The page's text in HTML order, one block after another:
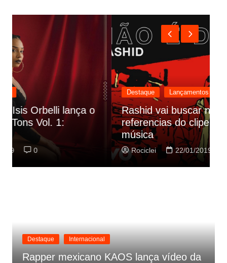
Destaque Lançamentos
Rashid vai buscar nos HQs as
referencias do clipe de sua nova
música
Rociclei 22/01/2019 0
Destaque Internacional
Rapper mexicano KAOS lança vídeo da